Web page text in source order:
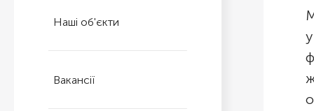
Наші об'єкти
Вакансії